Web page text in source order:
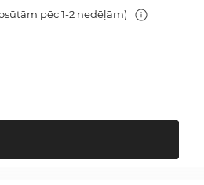
pēc 1-2 nedēļām)